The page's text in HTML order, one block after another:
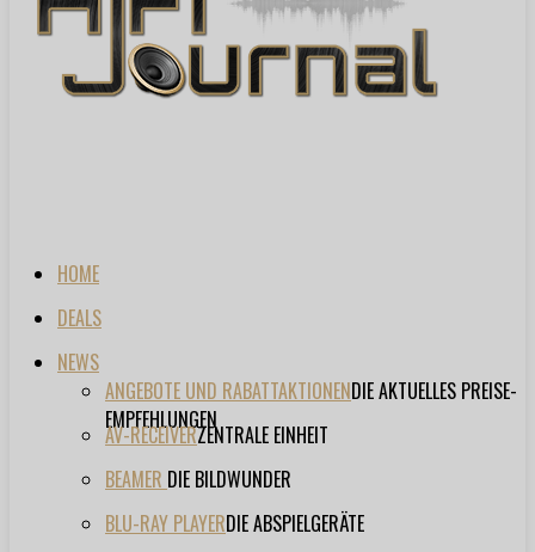
HOME
DEALS
NEWS
ANGEBOTE UND RABATTAKTIONENDIE AKTUELLES PREISE-
EMPFEHLUNGEN
AV-RECEIVERZENTRALE EINHEIT
BEAMER DIE BILDWUNDER
BLU-RAY PLAYERDIE ABSPIELGERÄTE